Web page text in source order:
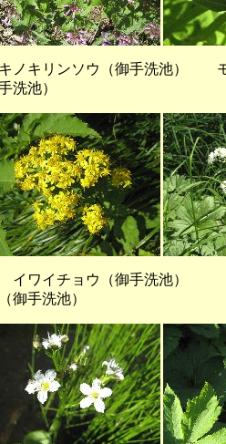
ノキリンソウ（御手洗池
洗池）
イチョウ（御手洗池）
御手洗池）